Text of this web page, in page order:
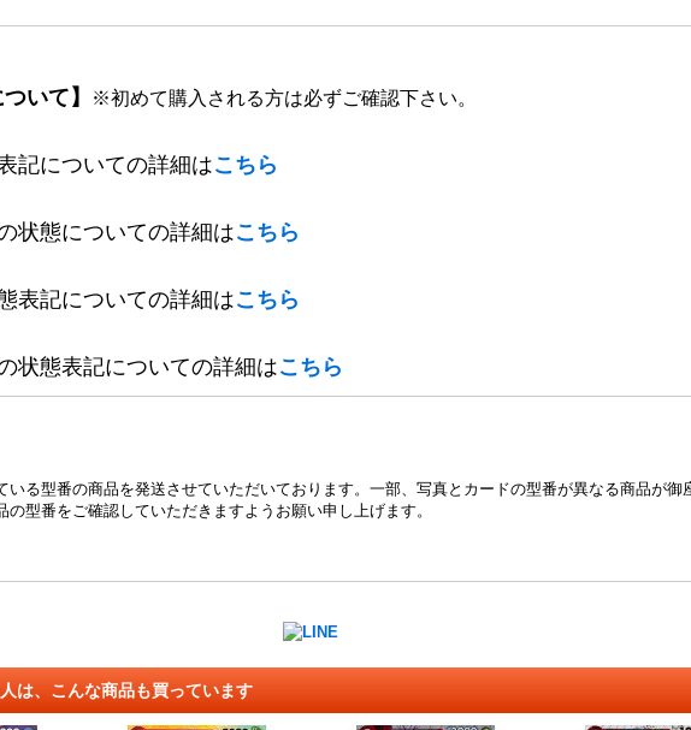
いて】 ※初めて購入される方は必ずご確認下さい。
記についての詳細はこちら
状態についての詳細はこちら
表記についての詳細はこちら
状態表記についての詳細はこちら
る型番の商品を発送させていただいております。一部、写真とカードの型番が異なる商品が御
の型番をご確認していただきますようお願い申し上げます。
は、こんな商品も買っています